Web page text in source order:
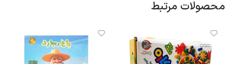
محصولات مرتبط